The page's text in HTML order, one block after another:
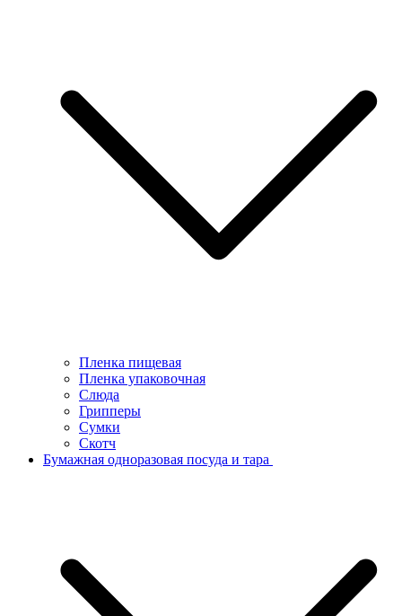
Пленка пищевая
Пленка упаковочная
Слюда
Грипперы
Сумки
Скотч
Бумажная одноразовая посуда и тара